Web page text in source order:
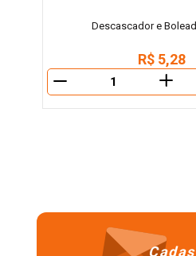
Descascador e
R$ 5,28
＋